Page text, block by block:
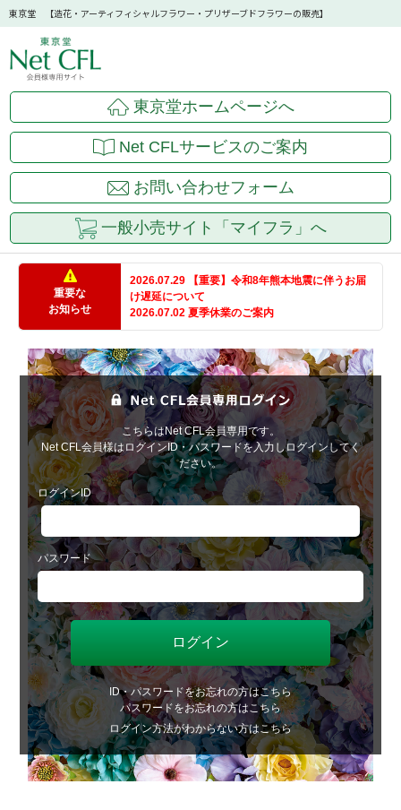
東京堂 【造花・アーティフィシャルフラワー・プリザーブドフラワーの販売】
東京堂ホームページへ
Net CFLサービスのご案内
お問い合わせフォーム
一般小売サイト「マイフラ」へ
重要な
お知らせ
2026.07.29 【重要】令和8年熊本地震に伴うお届
け遅延について
2026.07.02 夏季休業のご案内
こちらはNet CFL会員専用です。
Net CFL会員様はログインID・パスワードを入力しログインしてく
ださい。
ログインID
パスワード
ID・パスワードをお忘れの方はこちら
パスワードをお忘れの方はこちら
ログイン方法がわからない方はこちら